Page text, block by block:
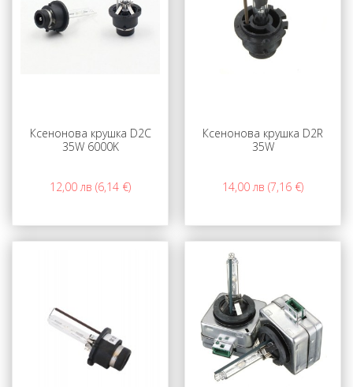
Ксенонова крушка D2C
35W 6000K
12,00 лв (6,14 €)
Ксенонова крушка D2R
35W
14,00 лв (7,16 €)